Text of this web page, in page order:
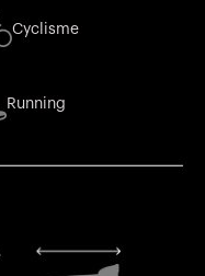
Cyclisme
Running